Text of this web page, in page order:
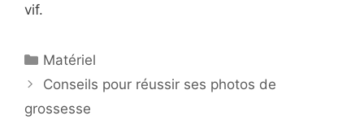
vif.
Catégories
Matériel
Conseils pour réussir ses photos de
grossesse